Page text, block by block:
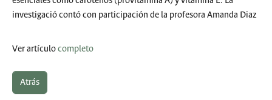
investigació contó con participación de la profesora Amanda Diaz
Ver artículocompleto
Atrás